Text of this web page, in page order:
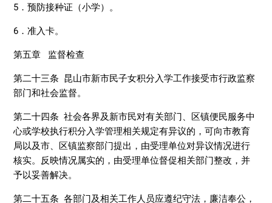
5．预防接种证（小学）。
6．准入卡。
第五章 监督检查
第二十三条 昆山市新市民子女积分入学工作接受市行政监察
部门和社会监督。
第二十四条 社会各界及新市民对有关部门、区镇便民服务中
心或学校执行积分入学管理相关规定有异议的，可向市教育
局以及市、区镇监察部门提出，由受理单位对异议情况进行
核实。反映情况属实的，由受理单位督促相关部门整改，并
予以妥善解决。
第二十五条 各部门及相关工作人员应遵纪守法，廉洁奉公，